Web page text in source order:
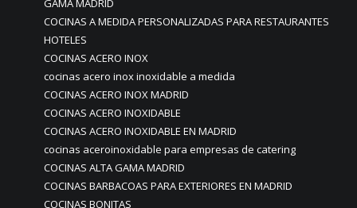
GAMA MADRID
COCINAS A MEDIDA PERSONALIZADAS PARA RESTAURANTES
HOTELES
COCINAS ACERO INOX
cocinas acero inox inoxidable a medida
COCINAS ACERO INOX MADRID
COCINAS ACERO INOXIDABLE
COCINAS ACERO INOXIDABLE EN MADRID
cocinas aceroinoxidable para empresas de catering
COCINAS ALTA GAMA MADRID
COCINAS BARBACOAS PARA EXTERIORES EN MADRID
COCINAS BONITAS